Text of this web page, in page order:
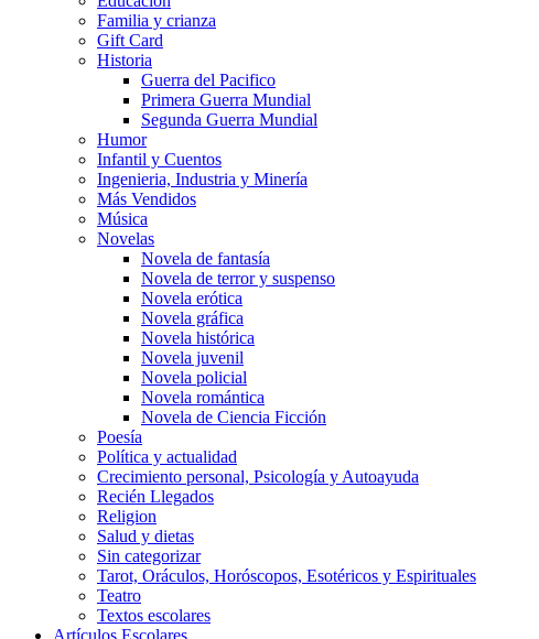
Familia y crianza
Gift Card
Historia
Guerra del Pacifico
Primera Guerra Mundial
Segunda Guerra Mundial
Humor
Infantil y Cuentos
Ingenieria, Industria y Minería
Más Vendidos
Música
Novelas
Novela de fantasía
Novela de terror y suspenso
Novela erótica
Novela gráfica
Novela histórica
Novela juvenil
Novela policial
Novela romántica
Novela de Ciencia Ficción
Poesía
Política y actualidad
Crecimiento personal, Psicología y Autoayuda
Recién Llegados
Religion
Salud y dietas
Sin categorizar
Tarot, Oráculos, Horóscopos, Esotéricos y Espirituales
Teatro
Textos escolares
Artículos Escolares